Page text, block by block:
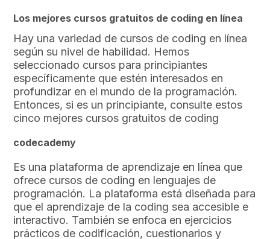
Los mejores cursos gratuitos de coding en línea
Hay una variedad de cursos de coding en línea
según su nivel de habilidad. Hemos
seleccionado cursos para principiantes
específicamente que estén interesados en
profundizar en el mundo de la programación.
Entonces, si es un principiante, consulte estos
cinco mejores cursos gratuitos de coding
codecademy
Es una plataforma de aprendizaje en línea que
ofrece cursos de coding en lenguajes de
programación. La plataforma está diseñada para
que el aprendizaje de la coding sea accesible e
interactivo. También se enfoca en ejercicios
prácticos de codificación, cuestionarios y